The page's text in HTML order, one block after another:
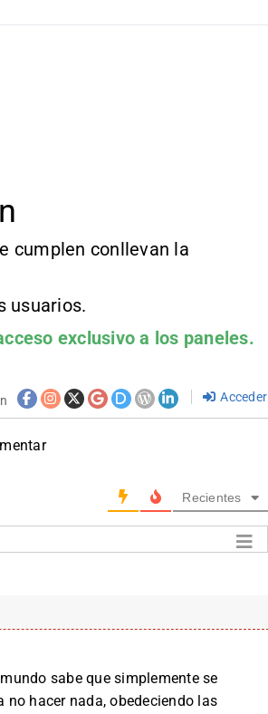
cumplen conllevan la
usuarios.
exclusivo a los paneles.
Acceder
Recientes
sabe que simplemente se
hacer nada, obedeciendo las